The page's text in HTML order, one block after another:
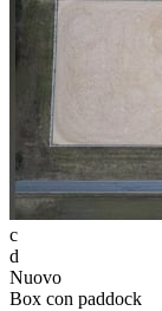
c
d
Nuovo
Box con paddock